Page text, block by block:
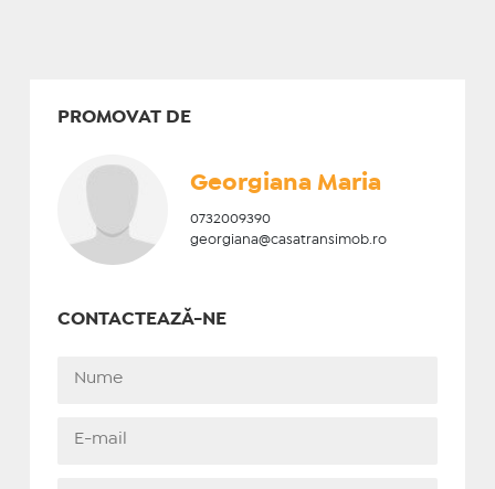
PROMOVAT DE
Georgiana Maria
0732009390
georgiana@casatransimob.ro
CONTACTEAZĂ-NE